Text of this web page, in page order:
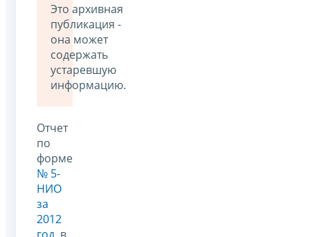
Это архивная
публикация -
она может
содержать
устаревшую
информацию.
Отчет
по
форме
№ 5-
НИО
за
2012